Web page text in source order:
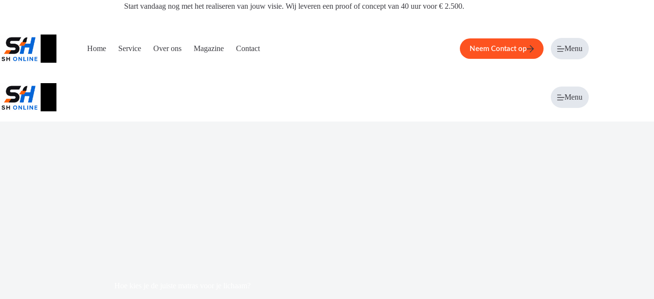
Start vandaag nog met het realiseren van jouw visie. Wij leveren een proof of concept van 40 uur voor € 2.500.
Home Service Over ons Magazine Contact Neem Contact op Menu
Menu